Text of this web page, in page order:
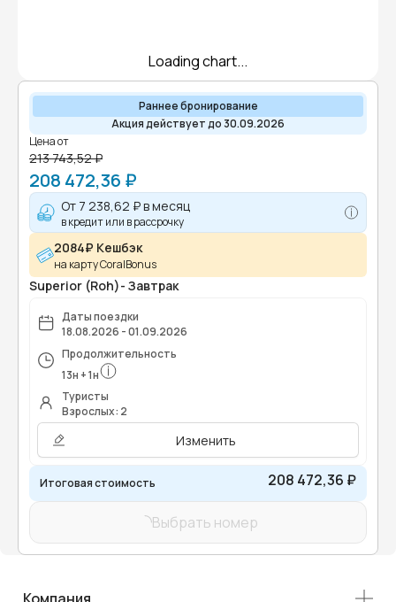
Loading chart...
Раннее бронирование
Акция действует до 30.09.2026
Цена от
213 743,52 ₽
208 472,36 ₽
От 7 238,62 ₽в месяц
в кредит или в рассрочку
2084₽ Кешбэк
на карту CoralBonus
Superior (Roh)- Завтрак
Даты поездки
18.08.2026 - 01.09.2026
Продолжительность
13н +1н
Туристы
Взрослых: 2
Изменить
Итоговая стоимость 208 472,36 ₽
Выбрать номер